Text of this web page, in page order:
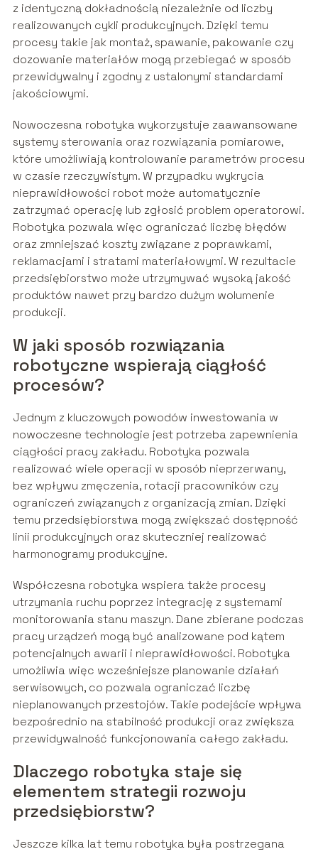
z identyczną dokładnością niezależnie od liczby
realizowanych cykli produkcyjnych. Dzięki temu
procesy takie jak montaż, spawanie, pakowanie czy
dozowanie materiałów mogą przebiegać w sposób
przewidywalny i zgodny z ustalonymi standardami
jakościowymi.
Nowoczesna robotyka wykorzystuje zaawansowane
systemy sterowania oraz rozwiązania pomiarowe,
które umożliwiają kontrolowanie parametrów procesu
w czasie rzeczywistym. W przypadku wykrycia
nieprawidłowości robot może automatycznie
zatrzymać operację lub zgłosić problem operatorowi.
Robotyka pozwala więc ograniczać liczbę błędów
oraz zmniejszać koszty związane z poprawkami,
reklamacjami i stratami materiałowymi. W rezultacie
przedsiębiorstwo może utrzymywać wysoką jakość
produktów nawet przy bardzo dużym wolumenie
produkcji.
W jaki sposób rozwiązania
robotyczne wspierają ciągłość
procesów?
Jednym z kluczowych powodów inwestowania w
nowoczesne technologie jest potrzeba zapewnienia
ciągłości pracy zakładu. Robotyka pozwala
realizować wiele operacji w sposób nieprzerwany,
bez wpływu zmęczenia, rotacji pracowników czy
ograniczeń związanych z organizacją zmian. Dzięki
temu przedsiębiorstwa mogą zwiększać dostępność
linii produkcyjnych oraz skuteczniej realizować
harmonogramy produkcyjne.
Współczesna robotyka wspiera także procesy
utrzymania ruchu poprzez integrację z systemami
monitorowania stanu maszyn. Dane zbierane podczas
pracy urządzeń mogą być analizowane pod kątem
potencjalnych awarii i nieprawidłowości. Robotyka
umożliwia więc wcześniejsze planowanie działań
serwisowych, co pozwala ograniczać liczbę
nieplanowanych przestojów. Takie podejście wpływa
bezpośrednio na stabilność produkcji oraz zwiększa
przewidywalność funkcjonowania całego zakładu.
Dlaczego robotyka staje się
elementem strategii rozwoju
przedsiębiorstw?
Jeszcze kilka lat temu robotyka była postrzegana